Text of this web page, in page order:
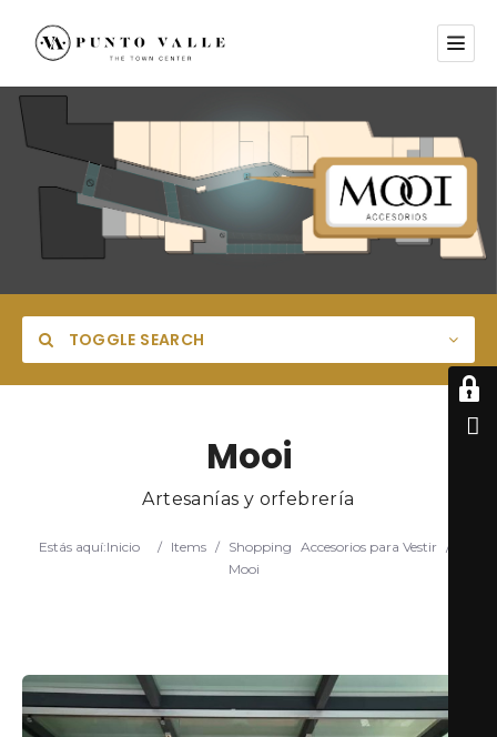
TOGGLE SEARCH
Search
Mooi
Artesanías y orfebrería
Estás aquí:Inicio / Items / Shopping Accesorios para Vestir /
Mooi